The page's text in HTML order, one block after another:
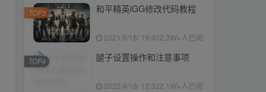
和平精英iGG修改代码教程
2021/6/18/ 19:402.3W+人已阅读
TOP3
腿子设置操作和注意事项
2022/4/18/ 12:322.1W+人已阅读
TOP4